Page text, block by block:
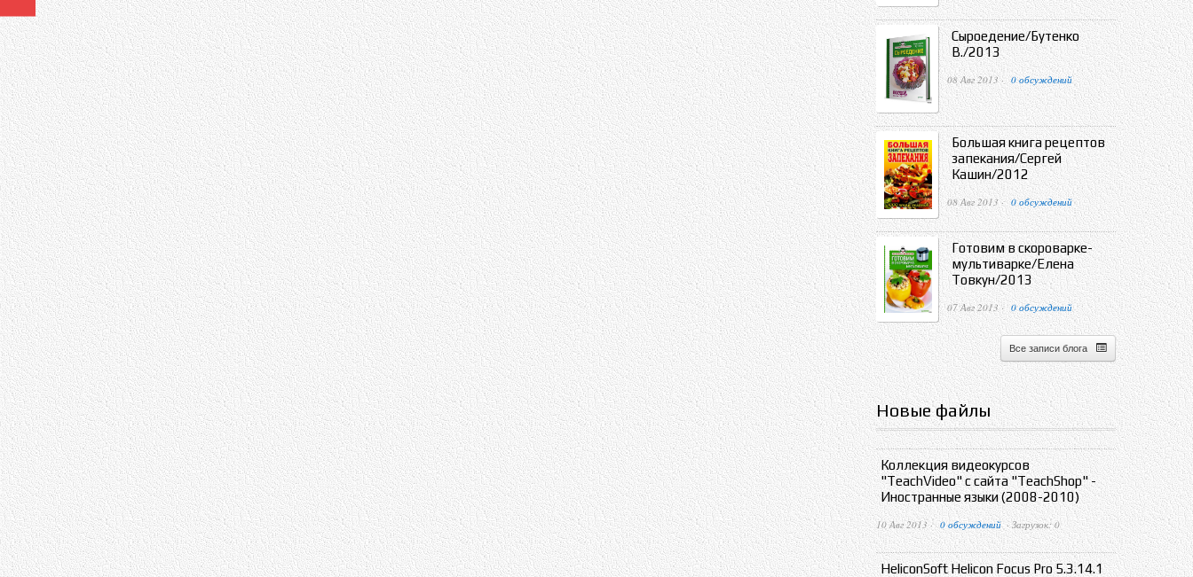
Сыроедение/Бутенко
В./2013
08 Авг 2013 · 0 обсуждений
Большая книга рецептов
запекания/Сергей
Кашин/2012
08 Авг 2013 · 0 обсуждений
Готовим в скороварке-
мультиварке/Елена
Товкун/2013
07 Авг 2013 · 0 обсуждений
Все записи блога
Новые файлы
Коллекция видеокурсов
"TeachVideo" с сайта "TeachShop" -
Иностранные языки (2008-2010)
10 Авг 2013 · 0 обсуждений · Загрузок: 0
HeliconSoft Helicon Focus Pro 5.3.14.1